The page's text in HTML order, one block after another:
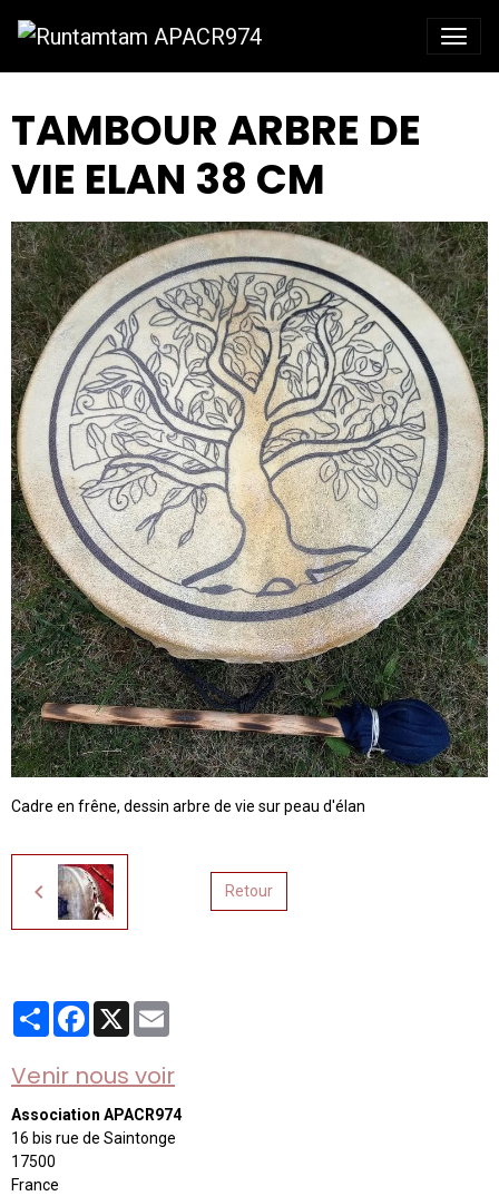
TAMBOUR ARBRE DE
VIE ELAN 38 CM
Cadre en frêne, dessin arbre de vie sur peau d'élan
Retour
PartagerFacebook
X
Venir nous voir
Association APACR974
16 bis rue de Saintonge
17500
France